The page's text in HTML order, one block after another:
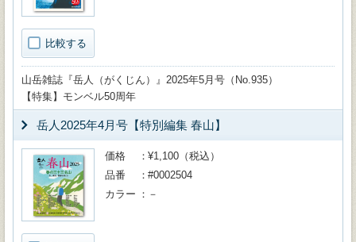
比較する
山岳雑誌『岳人（がくじん）』2025年5月号（No.935）
【特集】モンベル50周年
岳人2025年4月号【特別編集 春山】
価格
¥1,100（税込）
品番
#0002504
カラー
－